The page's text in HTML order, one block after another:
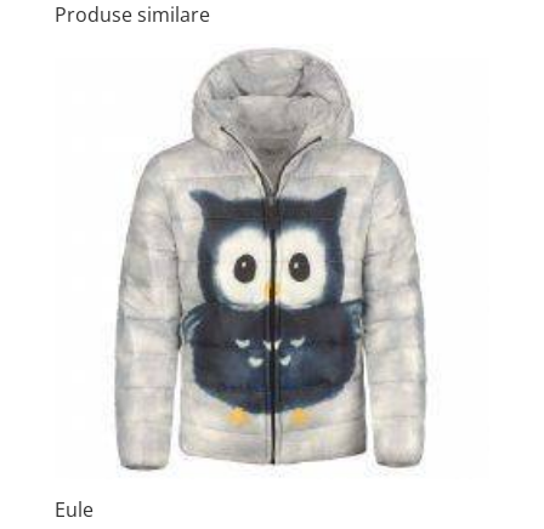
Produse similare
Eule